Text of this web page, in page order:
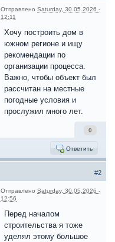
Отправлено Saturday, 30.05.2026 -
12:11
Хочу построить дом в
южном регионе и ищу
рекомендации по
организации процесса.
Важно, чтобы объект был
рассчитан на местные
погодные условия и
прослужил много лет.
0
Ответить
#2
Отправлено Saturday, 30.05.2026 -
12:56
Перед началом
строительства я тоже
уделял этому большое